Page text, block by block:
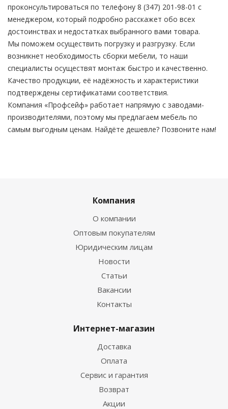
проконсультироваться по телефону 8 (347) 201-98-01 с
менеджером, который подробно расскажет обо всех
достоинствах и недостатках выбранного вами товара.
Мы поможем осуществить погрузку и разгрузку. Если
возникнет необходимость сборки мебели, то наши
специалисты осуществят монтаж быстро и качественно.
Качество продукции, её надёжность и характеристики
подтверждены сертификатами соответствия.
Компания «Профсейф» работает напрямую с заводами-
производителями, поэтому мы предлагаем мебель по
самым выгодным ценам. Найдёте дешевле? Позвоните нам!
Компания
О компании
Оптовым покупателям
Юридическим лицам
Новости
Статьи
Вакансии
Контакты
Интернет-магазин
Доставка
Оплата
Сервис и гарантия
Возврат
Акции